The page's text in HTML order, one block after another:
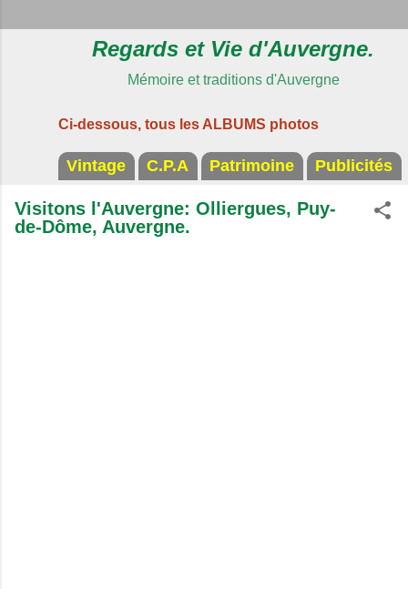
Regards et Vie d'Auvergne.
Mémoire et traditions d'Auvergne
Ci-dessous, tous les ALBUMS photos
Vintage C.P.A Patrimoine Publicités
Visitons l'Auvergne: Olliergues, Puy-
de-Dôme, Auvergne.